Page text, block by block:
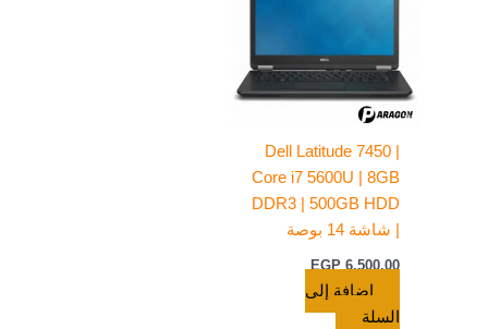
Dell Latitude 7450 |
Core i7 5600U | 8GB
DDR3 | 500GB HDD
| شاشة 14 بوصة
EGP6.500,00
إضافة إلى
السلة